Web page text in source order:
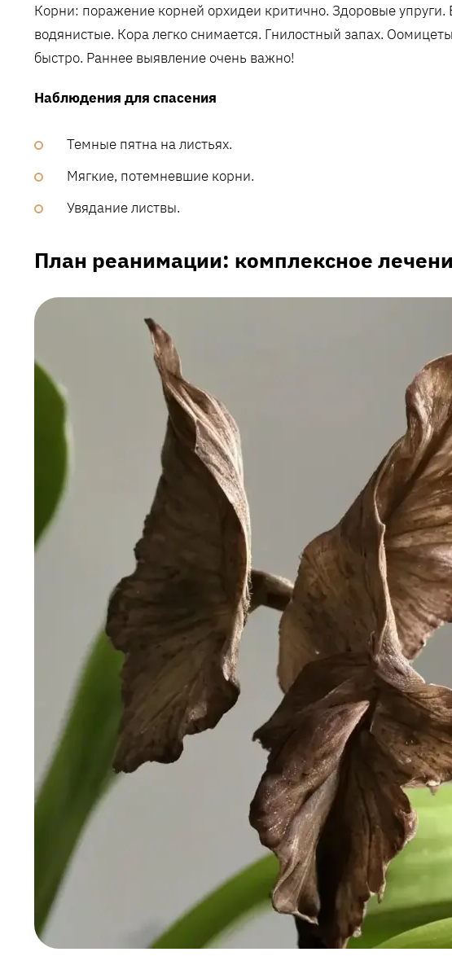
Корни: поражение корней орхидеи критично. Здоровые упруги.
водянистые. Кора легко снимается. Гнилостный запах.
быстро. Раннее выявление очень важно!
Наблюдения для спасения
Темные пятна на листьях.
Мягкие‚ потемневшие корни.
Увядание листвы.
План реанимации: комплексное